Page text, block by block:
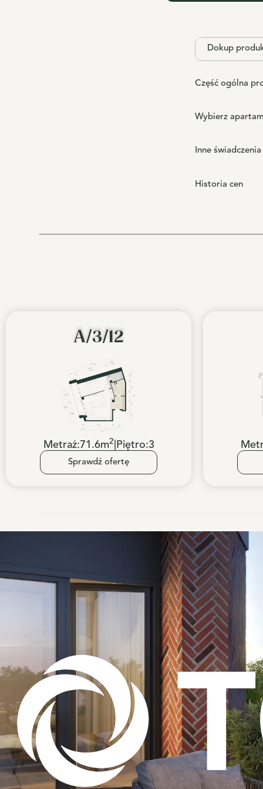
Dokup
Część ogólna
Wybierz
Inne
Historia cen
A/3/12
Metraż:71.6m2 Piętro:3
Sprawdź ofertę